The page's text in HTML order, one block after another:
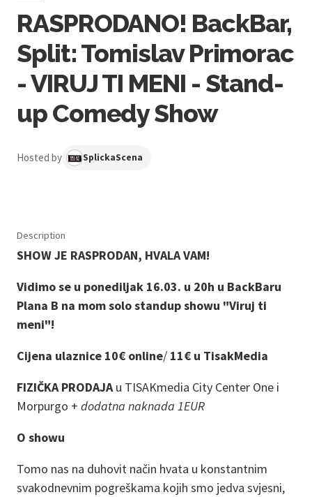
RASPRODANO! BackBar,
Split: Tomislav Primorac
- VIRUJ TI MENI - Stand-
up Comedy Show
Hosted by SplickaScena
Description
SHOW JE RASPRODAN, HVALA VAM!
Vidimo se u ponediljak 16.03. u 20h u BackBaru
Plana B na mom solo standup showu "Viruj ti
meni"!
Cijena ulaznice 10€ online/ 11€ u TisakMedia
FIZIČKA PRODAJAu TISAKmedia City Center One i
Morpurgo + dodatna naknada 1EUR
O showu
Tomo nas na duhovit način hvata u konstantnim
svakodnevnim pogreškama kojih smo jedva svjesni,